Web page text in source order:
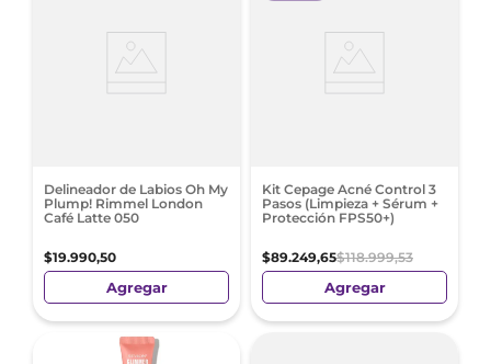
Delineador de Labios Oh My
Plump! Rimmel London
Café Latte 050
$19.990,50
Agregar
Kit Cepage Acné Control 3
Pasos (Limpieza + Sérum +
Protección FPS50+)
$89.249,65$118.999,53
Agregar